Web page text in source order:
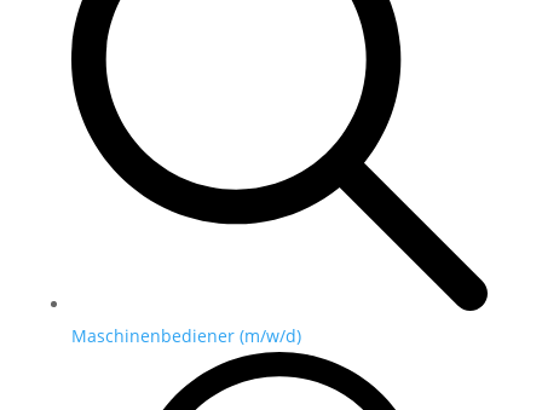
Maschinenbediener (m/w/d)